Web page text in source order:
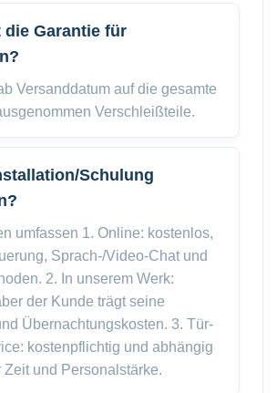
die Garantie für
Versanddatum auf die gesamte
Verschleißteile.
Schulung
umfassen 1. Online: kostenlos,
Sprach-/Video-Chat und
2. In unserem Werk:
der Kunde trägt seine
Übernachtungskosten. 3. Tür-
kostenpflichtig und abhängig
Zeit und Personalstärke.